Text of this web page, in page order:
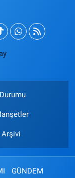
Arşivi
GÜNDEM